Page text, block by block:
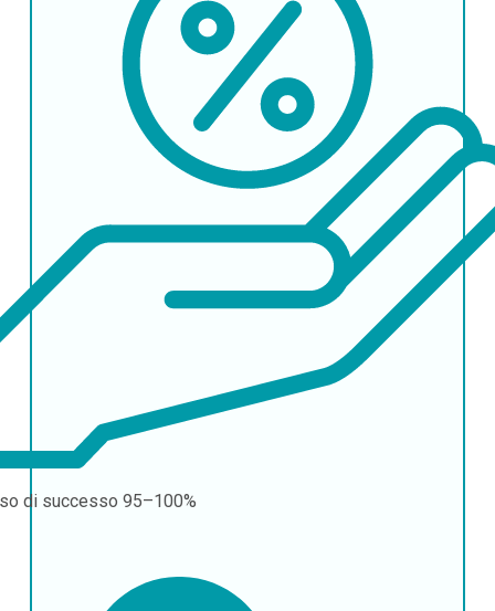
di successo 95–100%